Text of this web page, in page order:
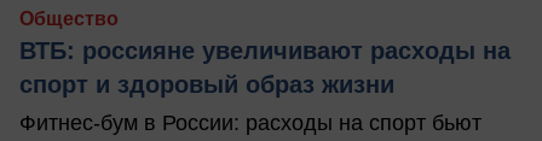
Общество
ВТБ: россияне увеличивают расходы на
спорт и здоровый образ жизни
Фитнес-бум в России: расходы на спорт бьют